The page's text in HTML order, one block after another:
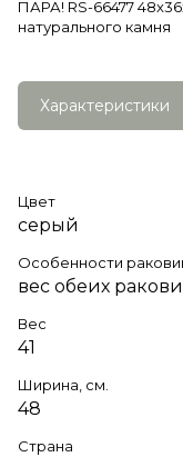
ПАРА! RS-66477
натурального камня
Характеристики
Цвет
серый
Особенности
вес обеих
Вес
41
Ширина, см.
48
Страна